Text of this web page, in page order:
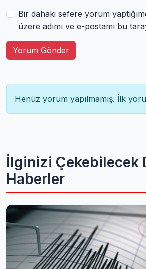
Bir dahaki sefere yorum
üzere adımı ve e-postamı bu
Yorum Gönder
Henüz yorum yapılmamış. İlk
İlginizi Çekebilecek
Haberler